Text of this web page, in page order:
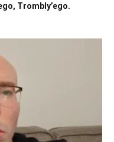
Trombly’ego.